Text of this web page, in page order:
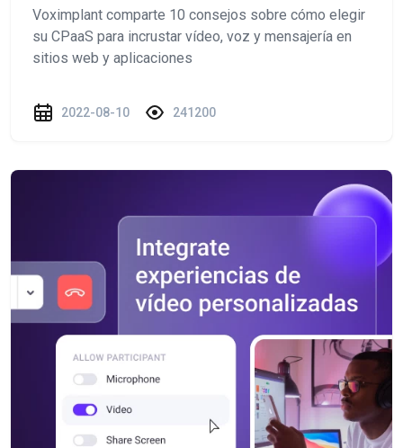
Voximplant comparte 10 consejos sobre cómo elegir
su CPaaS para incrustar vídeo, voz y mensajería en
sitios web y aplicaciones
2022-08-10 241200